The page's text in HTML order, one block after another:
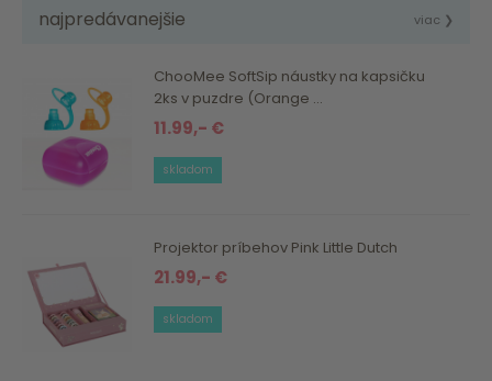
najpredávanejšie viac ❯
ChooMee SoftSip náustky na kapsičku
2ks v puzdre (Orange ...
11.99,- €
skladom
Projektor príbehov Pink Little Dutch
21.99,- €
skladom